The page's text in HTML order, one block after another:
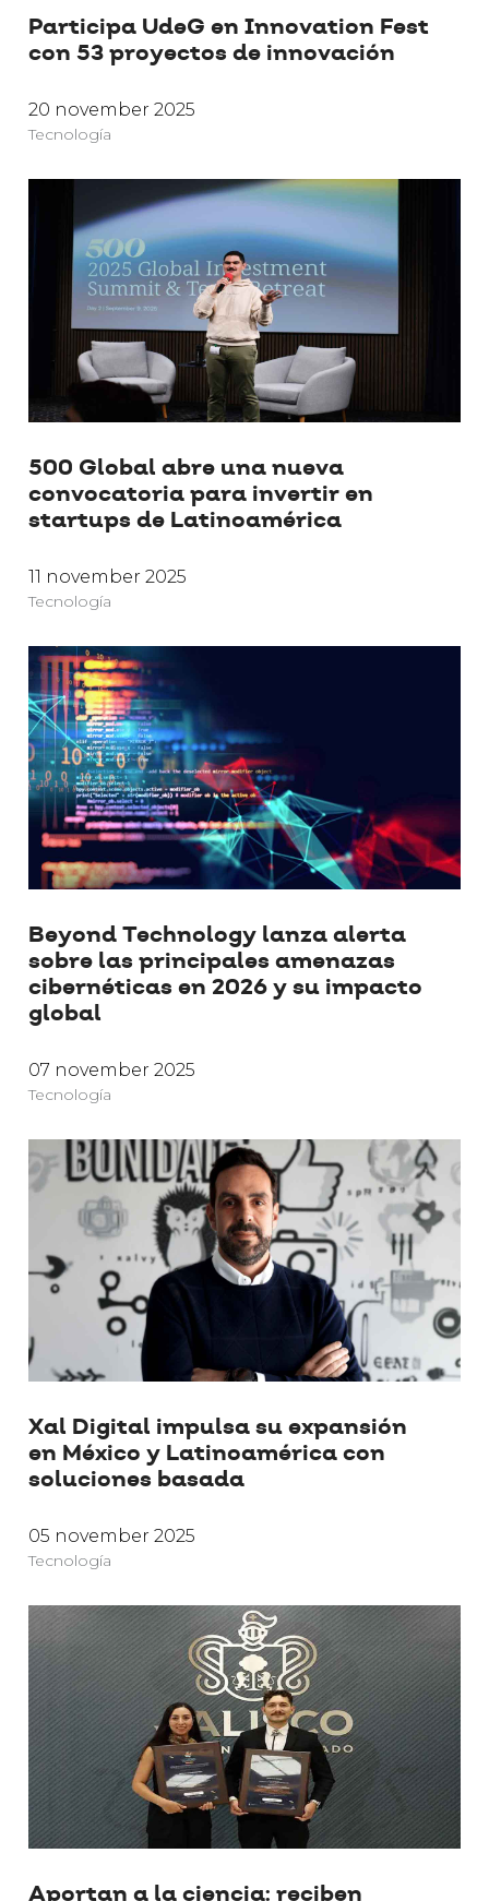
Participa UdeG en Innovation Fest
con 53 proyectos de innovación
20 november 2025
Tecnología
500 Global abre una nueva
convocatoria para invertir en
startups de Latinoamérica
11 november 2025
Tecnología
Beyond Technology lanza alerta
sobre las principales amenazas
cibernéticas en 2026 y su impacto
global
07 november 2025
Tecnología
Xal Digital impulsa su expansión
en México y Latinoamérica con
soluciones basada
05 november 2025
Tecnología
Aportan a la ciencia: reciben